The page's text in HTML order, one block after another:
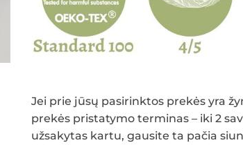
Jei prie jūsų pasirinktos prekės yra
prekės pristatymo terminas – iki 2
užsakytas kartu, gausite ta pačia